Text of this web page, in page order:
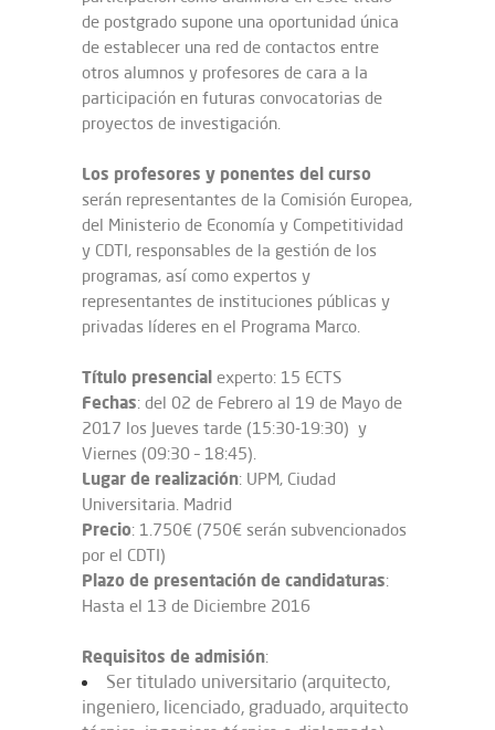
de postgrado supone una oportunidad única
de establecer una red de contactos entre
otros alumnos y profesores de cara a la
participación en futuras convocatorias de
proyectos de investigación.
Los profesores y ponentes del curso
serán representantes de la Comisión Europea,
del Ministerio de Economía y Competitividad
y CDTI, responsables de la gestión de los
programas, así como expertos y
representantes de instituciones públicas y
privadas líderes en el Programa Marco.
Título presencial experto: 15 ECTS
Fechas: del 02 de Febrero al 19 de Mayo de
2017 los Jueves tarde (15:30-19:30) y
Viernes (09:30 – 18:45).
Lugar de realización: UPM, Ciudad
Universitaria. Madrid
Precio: 1.750€ (750€ serán subvencionados
por el CDTI)
Plazo de presentación de candidaturas:
Hasta el 13 de Diciembre 2016
Requisitos de admisión:
Ser titulado universitario (arquitecto,
ingeniero, licenciado, graduado, arquitecto